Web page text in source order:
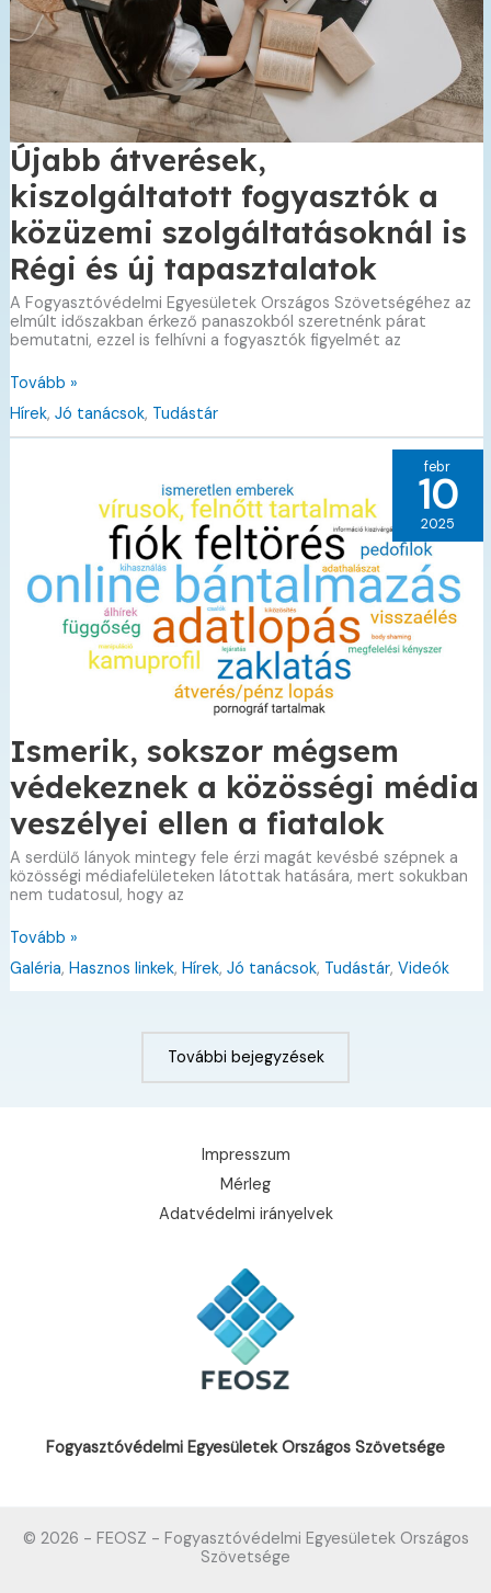
Újabb átverések,
kiszolgáltatott fogyasztók a
közüzemi szolgáltatásoknál is
Régi és új tapasztalatok
A Fogyasztóvédelmi Egyesületek Országos Szövetségéhez az
elmúlt időszakban érkező panaszokból szeretnénk párat
bemutatni, ezzel is felhívni a fogyasztók figyelmét az
Újabb
kiszolgáltatott
fogyasztók
tapasztalatok
Tovább »
Hírek, Jó tanácsok, Tudástár
Ismerik, sokszor mégsem
védekeznek a közösségi média
veszélyei ellen a fiatalok
A serdülő lányok mintegy fele érzi magát kevésbé szépnek a
közösségi médiafelületeken látottak hatására, mert sokukban
nem tudatosul, hogy az
Ismerik,
sokszor
mégsem
Tovább »
Galéria, Hasznos linkek, Hírek, Jó tanácsok, Tudástár, Videók
febr
10
2025
További bejegyzések
Impresszum
Mérleg
Adatvédelmi irányelvek
Fogyasztóvédelmi Egyesületek Országos Szövetsége
© 2026 - FEOSZ - Fogyasztóvédelmi Egyesületek Országos
Szövetsége